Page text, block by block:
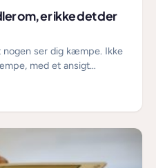
om, er ikke det der
nogen ser dig kæmpe. Ikke
med et ansigt…